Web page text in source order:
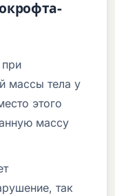
массы тела у
этого
массу
так